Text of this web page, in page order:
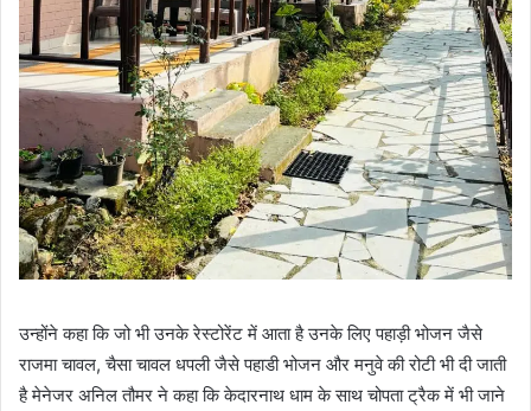
उन्होंने कहा कि जो भी उनके रेस्टोरेंट में आता है उनके लिए पहाड़ी भोजन जैसे
राजमा चावल, चैसा चावल धपली जैसे पहाडी भोजन और मनुवे की रोटी भी दी जाती
है मेनेजर अनिल तौमर ने कहा कि केदारनाथ धाम के साथ चोपता ट्रैक में भी जाने